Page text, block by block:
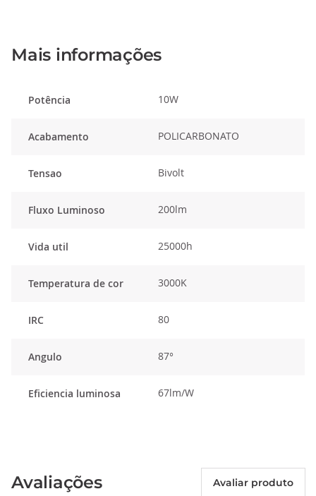
Mais informações
Potência 10W
Acabamento POLICARBONATO
Tensao Bivolt
Fluxo Luminoso 200lm
Vida util 25000h
Temperatura de cor 3000K
IRC 80
Angulo 87°
Eficiencia luminosa 67lm/W
Avaliações Avaliar produto